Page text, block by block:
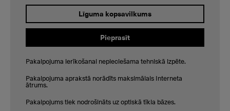
Līguma kopsavilkums
Pieprasīt
Pakalpojuma ierīkošanai nepieciešama tehniskā izpēte.
Pakalpojuma aprakstā norādīts maksimālais Interneta
ātrums.
Pakalpojums tiek nodrošināts uz optiskā tīkla bāzes.